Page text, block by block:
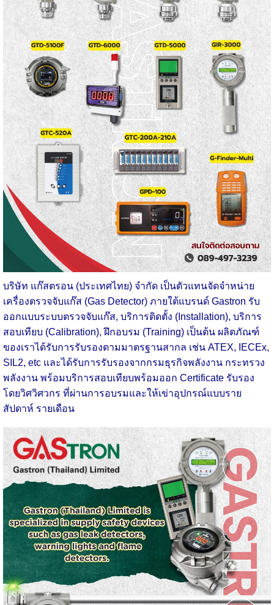
บริษัท แก๊สตรอน (ประเทศไทย) จำกัด เป็นตัวแทนจัดจำหน่าย
เครื่องตรวจจับแก๊ส (Gas Detector) ภายใต้แบรนด์ Gastron รับ
ออกแบบระบบตรวจจับแก๊ส, บริการติดตั้ง (Installation), บริการ
สอบเทียบ (Calibration), ฝึกอบรม (Training) เป็นต้น ผลิตภัณฑ์
ของเราได้รับการรับรองตามมาตรฐานสากล เช่น ATEX, IECEx,
SIL2, etc และได้รับการรับรองจากกรมธุรกิจพลังงาน กระทรวง
พลังงาน พร้อมบริการสอบเทียบพร้อมออก Certificate รับรอง
โดยวิศวิศวกร ที่ผ่านการอบรมและให้เข่าอุปกรณ์แบบราย
สัปดาห์ รายเดือน